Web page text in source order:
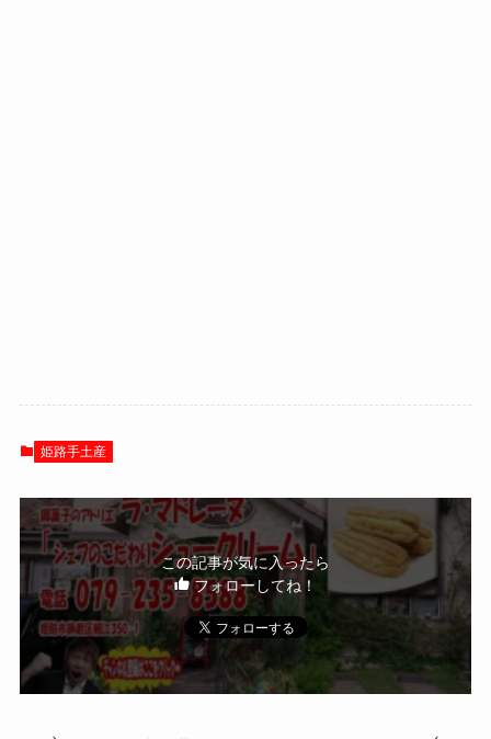
姫路手土産
この記事が気に入ったら
フォローしてね！